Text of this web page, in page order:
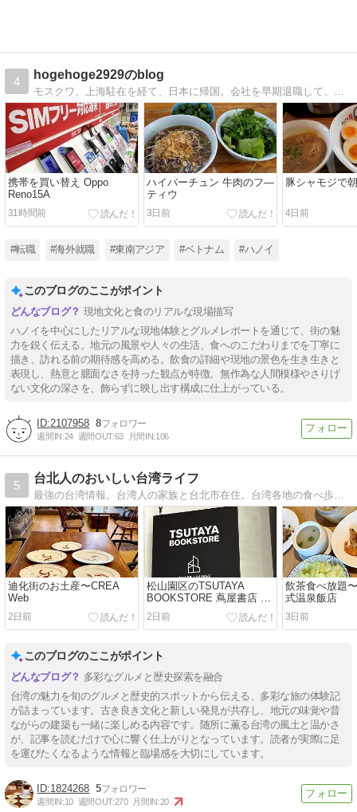
4
hogehoge2929のblog
携帯を買い替え Oppo
Reno15A
31時間前
ハイバーチュン 牛肉のフ―
ティウ
3日前
豚シャモジで
4日前
#転職 #海外就職 #東南アジア #ベトナム #ハノイ
このブログのここがポイント
現地文化と食のリアルな現場描写
ハノイを中心にしたリアルな現地体験とグルメレポートを通じて、街の魅
力を鋭く伝える。地元の風景や人々の生活、食へのこだわりまでを丁寧に
描き、訪れる前の期待感を高める。飲食の詳細や現地の景色を生き生きと
表現し、熱意と臆面なさを持った観点が特徴。無作為な人間模様やさりげ
ない文化の深さを、飾らずに映し出す構成に仕上がっている。
2107958 8
週間IN:24 週間OUT:63 月間IN:106
5
台北人のおいしい台湾ライフ
最強の台湾情報。台湾人の家族と台北市在住。台湾各地の食べ歩き。
迪化街のお土産〜CREA
Web
2日前
松山園区のTSUTAYA
BOOKSTORE 蔦屋書店 松
山店
2日前
飲茶食べ放題
式温泉飯店
3日前
このブログのここがポイント
多彩なグルメと歴史探索を融合
台湾の魅力を旬のグルメと歴史的スポットから伝える、多彩な旅の体験記
が詰まっています。古き良き文化と新しい発見が共存し、地元の味覚や昔
ながらの建築も一緒に楽しめる内容です。随所に薫る台湾の風土と温かさ
が、記事を読むだけで心に響く仕上がりとなっています。読者が実際に足
を運びたくなるような情報と臨場感を大切にしています。
1824268 5
週間IN:10 週間OUT:270 月間IN:20